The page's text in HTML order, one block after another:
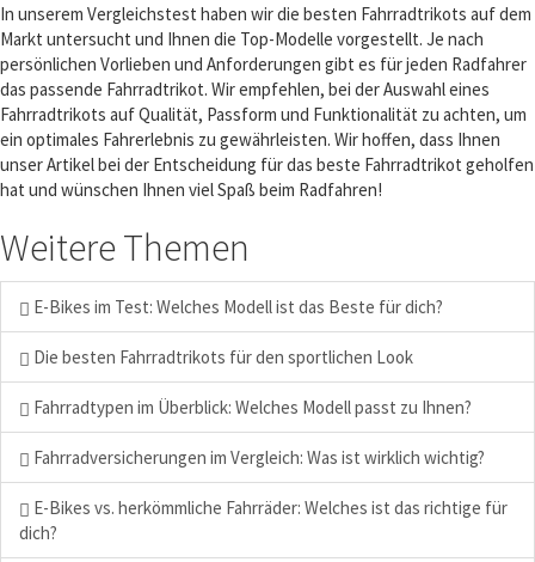
In unserem Vergleichstest haben wir die besten Fahrradtrikots auf dem
Markt untersucht und Ihnen die Top-Modelle vorgestellt. Je nach
persönlichen Vorlieben und Anforderungen gibt es für jeden Radfahrer
das passende Fahrradtrikot. Wir empfehlen, bei der Auswahl eines
Fahrradtrikots auf Qualität, Passform und Funktionalität zu achten, um
ein optimales Fahrerlebnis zu gewährleisten. Wir hoffen, dass Ihnen
unser Artikel bei der Entscheidung für das beste Fahrradtrikot geholfen
hat und wünschen Ihnen viel Spaß beim Radfahren!
Weitere Themen
E-Bikes im Test: Welches Modell ist das Beste für dich?
Die besten Fahrradtrikots für den sportlichen Look
Fahrradtypen im Überblick: Welches Modell passt zu Ihnen?
Fahrradversicherungen im Vergleich: Was ist wirklich wichtig?
E-Bikes vs. herkömmliche Fahrräder: Welches ist das richtige für
dich?